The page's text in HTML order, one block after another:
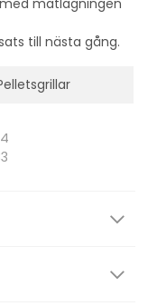
matlagningen
till nästa gång.